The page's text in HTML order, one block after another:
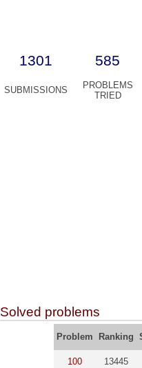
1301 585
SUBMISSIONS
PROBLEMS
TRIED
Solved problems
Problem Ranking
100 13445